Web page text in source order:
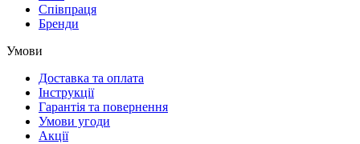
Співпраця
Бренди
Умови
Доставка та оплата
Інструкції
Гарантія та повернення
Умови угоди
Акції